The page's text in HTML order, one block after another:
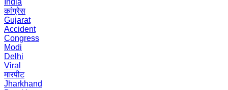
India
कांग्रेस
Gujarat
Accident
Congress
Modi
Delhi
Viral
मारपीट
Jharkhand